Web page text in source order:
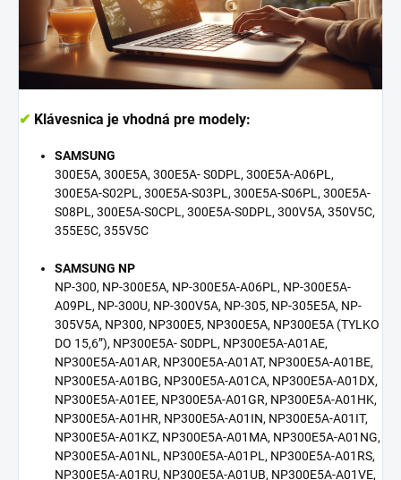
✔ Klávesnica je vhodná pre modely:
SAMSUNG
300E5A, 300E5A, 300E5A- S0DPL, 300E5A-A06PL,
300E5A-S02PL, 300E5A-S03PL, 300E5A-S06PL, 300E5A-
S08PL, 300E5A-S0CPL, 300E5A-S0DPL, 300V5A, 350V5C,
355E5C, 355V5C
SAMSUNG NP
NP-300, NP-300E5A, NP-300E5A-A06PL, NP-300E5A-A09PL, NP-300U, NP-300V5A, NP-305, NP-305E5A, NP-305V5A, NP300, NP300E5, NP300E5A, NP300E5A (TYLKO DO 15,6”), NP300E5A- S0DPL, NP300E5A-A01AE, NP300E5A-A01AR, NP300E5A-A01AT, NP300E5A-A01BE, NP300E5A-A01BG, NP300E5A-A01CA, NP300E5A-A01DX, NP300E5A-A01EE, NP300E5A-A01GR, NP300E5A-A01HK, NP300E5A-A01HR, NP300E5A-A01IN, NP300E5A-A01IT, NP300E5A-A01KZ, NP300E5A-A01MA, NP300E5A-A01NG, NP300E5A-A01NL, NP300E5A-A01PL, NP300E5A-A01RS, NP300E5A-A01RU, NP300E5A-A01UB, NP300E5A-A01VE, NP300E5A-A01ZA, NP300E5A-A02AE, NP300E5A-A02BE, NP300E5A-A02CA, NP300E5A-A02DE, NP300E5A-A02DX, NP300E5A-A02EE, NP300E5A-A02FR, NP300E5A-A02GR, NP300E5A-A02HK, NP300E5A-A02HU, NP300E5A-A02IN, NP300E5A-A02KZ, NP300E5A-A02MA, NP300E5A-A02NG, NP300E5A-A02NL, NP300E5A-A02NZ, NP300E5A-A02PL, NP300E5A-A02PT, NP300E5A-A02SA, NP300E5A-A02SN, NP300E5A-A02TR, NP300E5A-A02UB, NP300E5A-A02VE, NP300E5A-A02ZA, NP300E5A-A03AE, NP300E5A-A03BE, NP300E5A-A03CZ, NP300E5A-A03DX, NP300E5A-A03EE, NP300E5A-A03GR, NP300E5A-A03HU, NP300E5A-A03JO, NP300E5A-A03MA, NP300E5A-A03NG, NP300E5A-A03NL, NP300E5A-A03PL, NP300E5A-A03PT, NP300E5A-A03RS, NP300E5A-A03RU, NP300E5A-A03SE, NP300E5A-A03SN, NP300E5A-A03TR, NP300E5A-A03US, NP300E5A-A03ZA, NP300E5A-A04BE, NP300E5A-A04CA, NP300E5A-A04DX, NP300E5A-A04EE, NP300E5A-A04FR, NP300E5A-A04HU, NP300E5A-A04NL, NP300E5A-A04PL, NP300E5A-A04RU, NP300E5A-A04SA, NP300E5A-A04ZA, NP300E5A-A05CA, NP300E5A-A05DX, NP300E5A-A05ES, NP300E5A-A05HU, NP300E5A-A05MA, NP300E5A-A05PL, NP300E5A-A05RU, NP300E5A-A05US, NP300E5A-A05ZA, NP300E5A-A06AE, NP300E5A-A06AO, NP300E5A-A06AU, NP300E5A-A06BE, NP300E5A-A06DX, NP300E5A-A06EE, NP300E5A-A06HU, NP300E5A-A06NG, NP300E5A-A06NL, NP300E5A-A06PL, NP300E5A-A06RU, NP300E5A-A06SN, NP300E5A-A06UK, NP300E5A-A06ZA, NP300E5A-A07AE, NP300E5A-A07AU, NP300E5A-A07CA, NP300E5A-A07EE, NP300E5A-A07MA, NP300E5A-A07NL, NP300E5A-A07PL, NP300E5A-A07SN, NP300E5A-A07TR, NP300E5A-A07UK, NP300E5A-A07VE, NP300E5A-A07ZA, NP300E5A-A08AE, NP300E5A-A08AU, NP300E5A-A08CA, NP300E5A-A08EE, NP300E5A-A08IN, NP300E5A-A08MA, NP300E5A-A08NG, NP300E5A-A08PL, NP300E5A-A08SA, NP300E5A-A08UK, NP300E5A-A08ZA, NP300E5A-A09AE, NP300E5A-A09AU, NP300E5A-A09EE, NP300E5A-A09IN, NP300E5A-A09MA, NP300E5A-A09PL, NP300E5A-A09RU, NP300E5A-A09SA, NP300E5A-A09UK, NP300E5A-A09VE, NP300E5A-A09ZA, NP300E5A-A0AAU, NP300E5A-A0AIN, NP300E5A-A0ASN, NP300E5A-A0BAE, NP300E5A-A0BZA, NP300E5A-A0CAE, NP300E5A-A0CMA, NP300E5A-A0CRU, NP300E5A-A0CTR, NP300E5A-A0DAE, NP300E5A-A0DTR, NP300E5A-A0DZA, NP300E5A-A0EAE, NP300E5A-A0ERU, NP300E5A-A0ETR, NP300E5A-A0EUK, NP300E5A-A0EZA, NP300E5A-A0FAE, NP300E5A-A0FRU, NP300E5A-A0FTR, NP300E5A-A0FUK, NP300E5A-A0FZA, NP300E5A-A0GAE, NP300E5A-A0GTR, NP300E5A-A0GUK, NP300E5A-A0GZA, NP300E5A-A0HAE, NP300E5A-A0HTR, NP300E5A-A0HUK, NP300E5A-A0HZA, NP300E5A-A0JUK, NP300E5A-A0JZA, NP300E5A-A0KUK, NP300E5A-A0KZA, NP300E5A-A0LUK, NP300E5A-A0LZA, NP300E5A-AM5NG, NP300E5A-AM6NG, NP300E5A-S01AE, NP300E5A-S01BE, NP300E5A-S01BG, NP300E5A-S01CA, NP300E5A-S01CH, NP300E5A-S01CN, NP300E5A-S01CZ, NP300E5A-S01DE, NP300E5A-S01EE, NP300E5A-S01FR, NP300E5A-S01GR, NP300E5A-S01HU, NP300E5A-S01IT, NP300E5A-S01KZ, NP300E5A-S01NL, NP300E5A-S01PL, NP300E5A-S01PT, NP300E5A-S01RS, NP300E5A-S01RU, NP300E5A-S01SG, NP300E5A-S01TR, NP300E5A-S01UA, NP300E5A-S01UK, NP300E5A-S01ZA, NP300E5A-S02AE, NP300E5A-S02BE, NP300E5A-S02BG, NP300E5A-S02CN, NP300E5A-S02CZ, NP300E5A-S02DE, NP300E5A-S02EE, NP300E5A-S02EG, NP300E5A-S02ES, NP300E5A-S02FR, NP300E5A-S02GR, NP300E5A-S02HK, NP300E5A-S02HU, NP300E5A-S02IT, NP300E5A-S02KZ, NP300E5A-S02NL, NP300E5A-S02PL, NP300E5A-S02PT, NP300E5A-S02SE, NP300E5A-S02TR, NP300E5A-S02UK, NP300E5A-S03AE, NP300E5A-S03BE, NP300E5A-S03CN, NP300E5A-S03CZ, NP300E5A-S03DE, NP300E5A-S03EE, NP300E5A-S03EG, NP300E5A-S03ES, NP300E5A-S03FR, NP300E5A-S03GR, NP300E5A-S03HK, NP300E5A-S03IT, NP300E5A-S03NL, NP300E5A-S03PL, NP300E5A-S03PT, NP300E5A-S03RU, NP300E5A-S03SE, NP300E5A-S03TR, NP300E5A-S03UA, NP300E5A-S03UK, NP300E5A-S04AE, NP300E5A-S04AT, NP300E5A-S04AU, NP300E5A-S04BE, NP300E5A-S04CH, NP300E5A-S04CN, NP300E5A-S04DE, NP300E5A-S04DZ, NP300E5A-S04EG, NP300E5A-S04FR, NP300E5A-S04GR, NP300E5A-S04IT, NP300E5A-S04JO, NP300E5A-S04NL, NP300E5A-S04NZ, NP300E5A-S04PL, NP300E5A-S04PT, NP300E5A-S04RU, NP300E5A-S04SA, NP300E5A-S04SE, NP300E5A-S04TR, NP300E5A-S05AE, NP300E5A-S05AU, NP300E5A-S05CN, NP300E5A-S05CZ, NP300E5A-S05DE, NP300E5A-S05EG, NP300E5A-S05ES, NP300E5A-S05FR, NP300E5A-S05GR, NP300E5A-S05HU, NP300E5A-S05IT, NP300E5A-S05NZ, NP300E5A-S05PL, NP300E5A-S05PT, NP300E5A-S05RU, NP300E5A-S05SA, NP300E5A-S05SE, NP300E5A-S05TR, NP300E5A-S06AE, NP300E5A-S06AT, NP300E5A-S06BE, NP300E5A-S06CN, NP300E5A-S06CZ, NP300E5A-S06DE, NP300E5A-S06EE, NP300E5A-S06ES, NP300E5A-S06FR, NP300E5A-S06GR, NP300E5A-S06HK, NP300E5A-S06HU, NP300E5A-S06IT, NP300E5A-S06PL, NP300E5A-S06PT, NP300E5A-S06RU, NP300E5A-S06SA, NP300E5A-S06TR, NP300E5A-S07AU, NP300E5A-S07CZ, NP300E5A-S07DE, NP300E5A-S07EE, NP300E5A-S07FR, NP300E5A-S07GR, NP300E5A-S07HK, NP300E5A-S07HU, NP300E5A-S07IT, NP300E5A-S07PL, NP300E5A-S07PT, NP300E5A-S07RU, NP300E5A-S07TR, NP300E5A-S08AU, NP300E5A-S08EE, NP300E5A-S08FR, NP300E5A-S08GR, NP300E5A-S08HK, NP300E5A-S08IT, NP300E5A-S08PL, NP300E5A-S08PT, NP300E5A-S08RU, NP300E5A-S08SE, NP300E5A-S08TR, NP300E5A-S09AE, NP300E5A-S09AU, NP300E5A-S09ES, NP300E5A-S09FR, NP300E5A-S09IT, NP300E5A-S09PL, NP300E5A-S09PT, NP300E5A-S09RU, NP300E5A-S09SE, NP300E5A-S09TR, NP300E5A-S0AAE, NP300E5A-S0AFR, NP300E5A-S0AGR, NP300E5A-S0AHK, NP300E5A-S0AIT, NP300E5A-S0APT, NP300E5A-S0ARU, NP300E5A-S0ATR, NP300E5A-S0BGR, NP300E5A-S0BIT, NP300E5A-S0BRU, NP300E5A-S0BTR, NP300E5A-S0CES, NP300E5A-S0CFR, NP300E5A-S0CIT, NP300E5A-S0CPL, NP300E5A-S0CRU, NP300E5A-S0CSE, NP300E5A-S0CTR, NP300E5A-S0DES, NP300E5A-S0DPL, NP300E5A-S0DSE, NP300E5A-S0DTR, NP300E5A-S0EDE, NP300E5A-S0EFR, NP300E5A-S0ERU, NP300E5A-S0FES, NP300E5A-S0FTR, NP300E5A-S0GDE, NP300E5A-S0GFR, NP300E5A-S0GRU, NP300E5A-S0GTR, NP300E5A-S0HRU, NP300E5A-S0HTR, NP300E5A-S0JRU, NP300E5A-S0JTR, NP300E5A-S0KRU, NP300E5A-S0KTR, NP300E5A-S0LES, NP300E5A-S0LRU, NP300E5A-S0LTR, NP300E5A-S0MTR, NP300E5A-S0NTR, NP300E5A-S0PTR, NP300E5A-S0QTR, NP300E5A-S0RRU, NP300E5A-S0RTR, NP300E5A-S0SRU, NP300E5A-S0STR, NP300E5A-S0TTR, NP300E5A-S0UTR, NP300E5A-S0XHK, NP300E5A-S0YHK, NP300E5AA06PL, NP300E5AS0CPL, NP300E5C-A01AE, NP300E5C-A01AU, NP300E5C-A01BG, NP300E5C-A01CH, NP300E5C-A01CZ, NP300E5C-A01EE, NP300E5C-A01GR, NP300E5C-A01HR, NP300E5C-A01HU, NP300E5C-A01IN, NP300E5C-A01IT, NP300E5C-A01MA, NP300E5C-A01NG, NP300E5C-A01PL, NP300E5C-A01PT, NP300E5C-A01RO, NP300E5C-A01RU, NP300E5C-A01SE, NP300E5C-A01TR, NP300E5C-A01UB, NP300E5C-A01UK, NP300E5C-A01US, NP300E5C-A01VE, NP300E5C-A01ZA, NP300E5C-A02BG, NP300E5C-A02CA, NP300E5C-A02DZ, NP300E5C-A02EE, NP300E5C-A02ES, NP300E5C-A02HU, NP300E5C-A02IN, NP300E5C-A02IT, NP300E5C-A02MA, NP300E5C-A02NG, NP300E5C-A02PL, NP300E5C-A02RO, NP300E5C-A02RU, NP300E5C-A02SA, NP300E5C-A02SE, NP300E5C-A02TR, NP300E5C-A02UK, NP300E5C-A02US, NP300E5C-A02VE, NP300E5C-A02ZA, NP300E5C-A03AE, NP300E5C-A03BG, NP300E5C-A03DZ, NP300E5C-A03EE, NP300E5C-A03HR, NP300E5C-A03IN, NP300E5C-A03IT, NP300E5C-A03MA, NP300E5C-A03NG, NP300E5C-A03PL, NP300E5C-A03PT, NP300E5C-A03RU, NP300E5C-A03SE, NP300E5C-A03US, NP300E5C-A03VE, NP300E5C-A04DE, NP300E5C-A04EE, NP300E5C-A04IN, NP300E5C-A04IT, NP300E5C-A04MA, NP300E5C-A04PL, NP300E5C-A04SA, NP300E5C-A04TR, NP300E5C-A04UK, NP300E5C-A04US, NP300E5C-A04VE, NP300E5C-A04ZA, NP300E5C-A05AE, NP300E5C-A05DE, NP300E5C-A05IN, NP300E5C-A05IT, NP300E5C-A05NG, NP300E5C-A05SN, NP300E5C-A05TR, NP300E5C-A05UK, NP300E5C-A05US, NP300E5C-A05ZA, NP300E5C-A06CA, NP300E5C-A06DE, NP300E5C-A06MA, NP300E5C-A06RU, NP300E5C-A06SN, NP300E5C-A06TR, NP300E5C-A06US, NP300E5C-A06ZA, NP300E5C-A07AE, NP300E5C-A07MA, NP300E5C-A07RU, NP300E5C-A07UK, NP300E5C-A07US, NP300E5C-A07ZA, NP300E5C-A08AE, NP300E5C-A08CA, NP300E5C-A08DE, NP300E5C-A08IN, NP300E5C-A08SA, NP300E5C-A08US, NP300E5C-A08ZA, NP300E5C-A09IN, NP300E5C-A09IT, NP300E5C-A09RU, NP300E5C-A09TR, NP300E5C-A09US, NP300E5C-A09ZA, NP300E5C-A0AIN, NP300E5C-A0AIT, NP300E5C-A0ATR, NP300E5C-A0AUS, NP300E5C-A0AZA, NP300E5C-A0BCA, NP300E5C-A0BIN, NP300E5C-A0BUK, NP300E5C-A0BUS, NP300E5C-A0CIN, NP300E5C-A0CUK, NP300E5C-A0CUS, NP300E5C-A0DRU, NP300E5C-A0DUS, NP300E5C-A0DZA, NP300E5C-A0ERU, NP300E5C-A0EZA, NP300E5C-A0FZA, NP300E5C-A0GZA, NP300E5C-AE9AR, NP300E5C-AF2FR, NP300E5C-AF3FR, NP300E5C-AF4FR, NP300E5C-AF5FR, NP300E5C-E01HK, NP300E5C-S01BG, NP300E5C-S01CA, NP300E5C-S01GR, NP300E5C-S01HK, NP300E5C-S01HU, NP300E5C-S01IN, NP300E5C-S01PL, NP300E5C-S01PT, NP300E5C-S01RO, NP300E5C-S01SA, NP300E5C-S01TR, NP300E5C-S01UK, NP300E5C-S01ZA, NP300E5C-S02AE, NP300E5C-S02EE, NP300E5C-S02ES, NP300E5C-S02FR, NP300E5C-S02GR, NP300E5C-S02HK, NP300E5C-S02HU, NP300E5C-S02IT, NP300E5C-S02PL, NP300E5C-S02RO, NP300E5C-S02RU, NP300E5C-S02SE, NP300E5C-S02TR, NP300E5C-S02UK, NP300E5C-S02ZA, NP300E5C-S03AE, NP300E5C-S03BG, NP300E5C-S03CN, NP300E5C-S03DE, NP300E5C-S03EE, NP300E5C-S03FR, NP300E5C-S03GR, NP300E5C-S03HU, NP300E5C-S03IT, NP300E5C-S03PL, NP300E5C-S03RU, NP300E5C-S03ZA, NP300E5C-S04AE, NP300E5C-S04DE, NP300E5C-S04FR, NP300E5C-S04GR, NP300E5C-S04HU, NP300E5C-S04PL, NP300E5C-S04RU, NP300E5C-S04TR, NP300E5C-S05DE, NP300E5C-S05FR, NP300E5C-S05HU, NP300E5C-S05IT, NP300E5C-S05PL, NP300E5C-S05TR, NP300E5C-S06DE, NP300E5C-S06HU, NP300E5C-S06RU, NP300E5C-S06TR, NP300E5C-S07CN, NP300E5C-S07DE, NP300E5C-S07PT, NP300E5C-S07RU, NP300E5C-S07TR, NP300E5C-S08CN, NP300E5C-S08DE, NP300E5C-S08FR, NP300E5C-S08IT, NP300E5C-S08PT, NP300E5C-S08TR, NP300E5C-S09DE, NP300E5C-S09IT, NP300E5C-S09TR, NP300E5C-S0ADE, NP300E5C-S0ATR, NP300E5C-S0BTR, NP300E5C-S0CRU, NP300E5C-S0ERU, NP300E5C-S0GRU, NP300E5C-S0HRU, NP300E5C-S0JRU, NP300E5C-S0KRU, NP300E5C-S0LRU, NP300E5C-S0MRU, NP300E5C-S0PRU, NP300E5C-S0SRU, NP300E5C-S0TRU, NP300E5C-S0URU, NP300E5C-S0VRU, NP300E5C-S0WRU, NP300E5C-S0XRU, NP300E5C-T01AT, NP300E5C-T01CH, NP300E5C-T01FR, NP300E5C-T01GR, NP300E5C-T01ZA, NP300E5C-T02ES, NP300E5C-T02FR, NP300